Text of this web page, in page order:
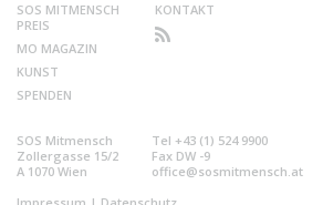
SOS MITMENSCH
PREIS
MO MAGAZIN
KUNST
SPENDEN
KONTAKT
SOS Mitmensch
Zollergasse 15/2
A 1070 Wien
Tel +43 (1) 524 9900
Fax DW -9
office@sosmitmensch.at